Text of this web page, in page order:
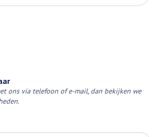
ons via telefoon of e-mail, dan bekijken we